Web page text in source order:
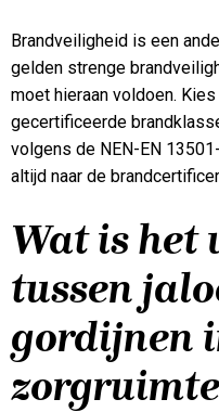
Brandveiligheid is een
gelden strenge
moet hieraan voldoen.
gecertificeerde
volgens de NEN-EN
altijd naar de
Wat is het
tussen
gordijnen